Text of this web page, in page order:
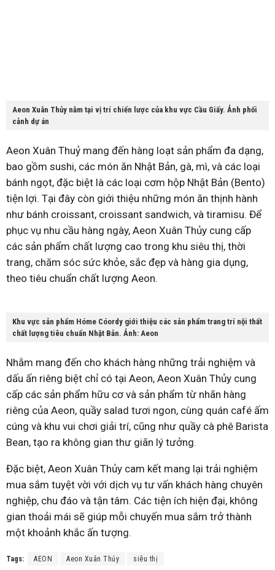
Aeon Xuân Thủy nằm tại vị trí chiến lược của khu vực Cầu Giấy. Ảnh phối
cảnh dự án
Aeon Xuân Thuỷ mang đến hàng loạt sản phẩm đa dạng,
bao gồm sushi, các món ăn Nhật Bản, gà, mì, và các loại
bánh ngọt, đặc biệt là các loại cơm hộp Nhật Bản (Bento)
tiện lợi. Tại đây còn giới thiệu những món ăn thịnh hành
như bánh croissant, croissant sandwich, và tiramisu. Để
phục vụ nhu cầu hàng ngày, Aeon Xuân Thủy cung cấp
các sản phẩm chất lượng cao trong khu siêu thị, thời
trang, chăm sóc sức khỏe, sắc đẹp và hàng gia dụng,
theo tiêu chuẩn chất lượng Aeon.
Khu vực sản phẩm Hóme Cóordy giới thiệu các sản phẩm trang trí nội thất
chất lượng tiêu chuẩn Nhật Bản. Ảnh: Aeon
Nhằm mang đến cho khách hàng những trải nghiệm và
dấu ấn riêng biệt chỉ có tại Aeon, Aeon Xuân Thủy cung
cấp các sản phẩm hữu cơ và sản phẩm từ nhãn hàng